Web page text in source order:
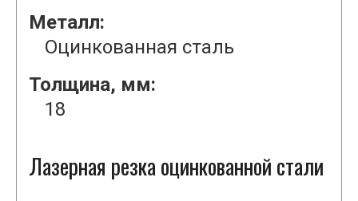
Металл:
Оцинкованная сталь
Толщина, мм:
18
Лазерная резка оцинкованной стали